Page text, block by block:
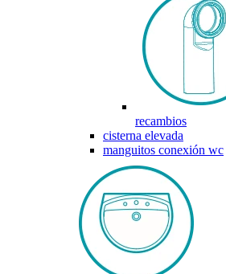
recambios
cisterna elevada
manguitos conexión wc